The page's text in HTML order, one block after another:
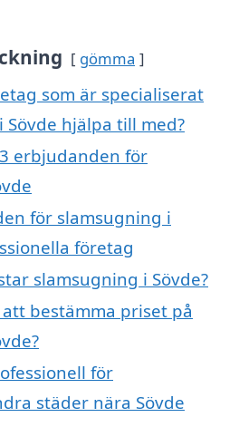
gömma
som är specialiserat
hjälpa till med?
erbjudanden för
för slamsugning i
företag
slamsugning i Sövde?
bestämma priset på
för
städer nära Sövde